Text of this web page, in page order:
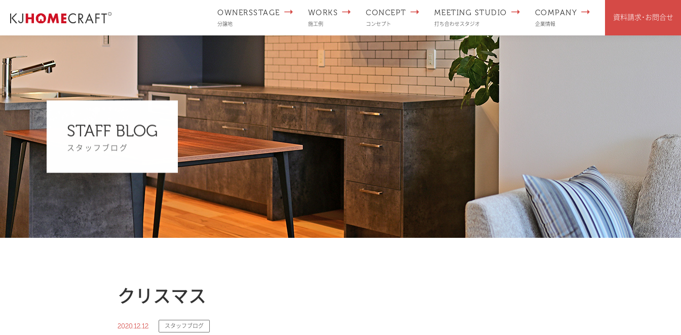
OWNERSSTAGE
分譲地
WORKS
施工例
CONCEPT
コンセプト
MEETING STUDIO
打ち合わせスタジオ
COMPANY
企業情報
資料請求･お問合せ
STAFF BLOG
スタッフブログ
クリスマス
2020.12.12 スタッフブログ